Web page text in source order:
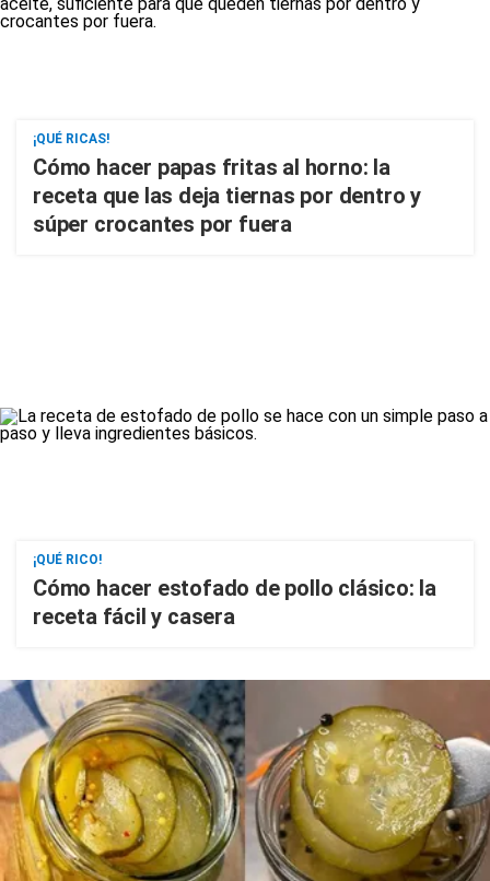
¡QUÉ RICAS!
Cómo hacer papas fritas al horno: la
receta que las deja tiernas por dentro y
súper crocantes por fuera
¡QUÉ RICO!
Cómo hacer estofado de pollo clásico: la
receta fácil y casera